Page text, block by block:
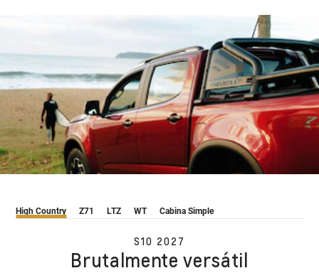
High Country Z71 LTZ WT Cabina Simple
S10 2027
Brutalmente versátil